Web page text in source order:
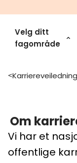
Velg ditt
fagområde
>
Om
Vi har et
offentlige